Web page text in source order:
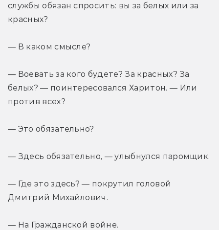
службы обязан спросить: вы за белых или за
красных?
— В каком смысле?
— Воевать за кого будете? За красных? За
белых? — поинтересовался Харитон. — Или
против всех?
— Это обязательно?
— Здесь обязательно, — улыбнулся паромщик.
— Где это здесь? — покрутил головой
Дмитрий Михайлович.
— На Гражданской войне.